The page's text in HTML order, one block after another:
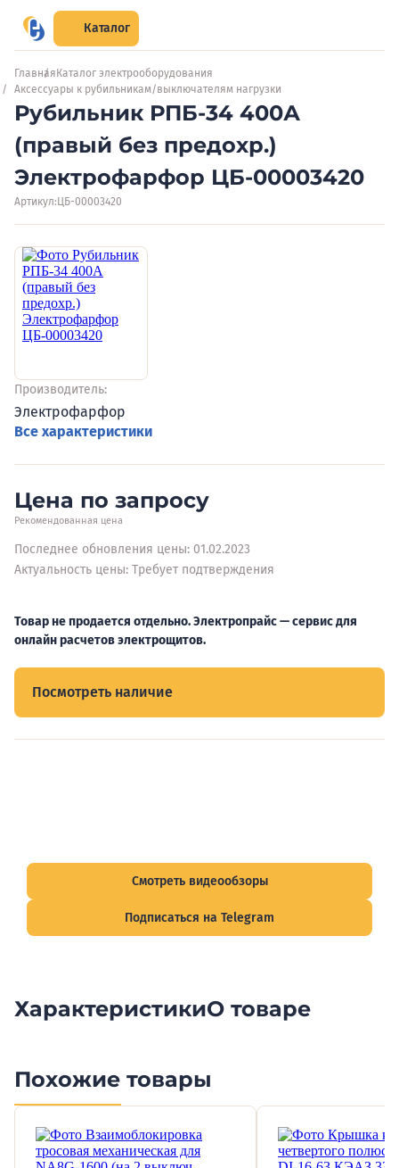
Каталог
Главная Каталог электрооборудования
Аксессуары к рубильникам/выключателям нагрузки
Рубильник РПБ-34 400А
(правый без предохр.)
Электрофарфор ЦБ-00003420
Артикул: ЦБ-00003420
Производитель:
Электрофарфор
Все характеристики
Цена по запросу
Рекомендованная цена
Последнее обновления цены: 01.02.2023
Актуальность цены: Требует подтверждения
Товар не продается отдельно. Электропрайс — сервис для
онлайн расчетов электрощитов.
Посмотреть наличие
Смотреть видеообзоры
Подписаться на Telegram
ХарактеристикиО товаре
Похожие товары